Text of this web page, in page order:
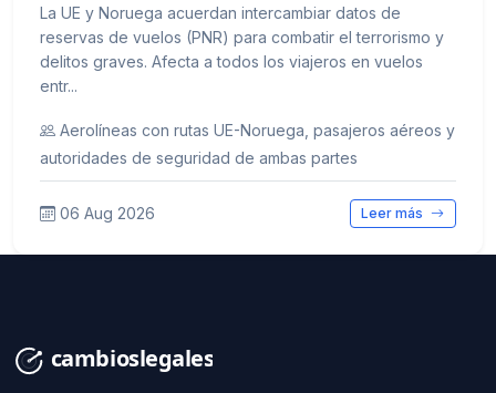
La UE y Noruega acuerdan intercambiar datos de
reservas de vuelos (PNR) para combatir el terrorismo y
delitos graves. Afecta a todos los viajeros en vuelos
entr...
Aerolíneas con rutas UE-Noruega, pasajeros aéreos y
autoridades de seguridad de ambas partes
06 Aug 2026 Leer más